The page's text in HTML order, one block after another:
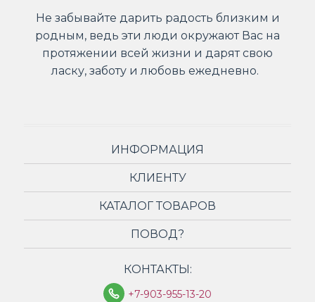
Не забывайте дарить радость близким и
родным, ведь эти люди окружают Вас на
протяжении всей жизни и дарят свою
ласку, заботу и любовь ежедневно.
ИНФОРМАЦИЯ
КЛИЕНТУ
КАТАЛОГ ТОВАРОВ
ПОВОД?
КОНТАКТЫ:
+7-903-955-13-20